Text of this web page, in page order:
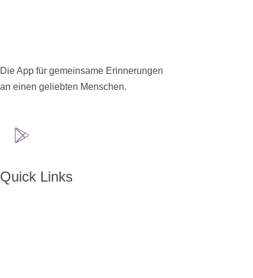
Die App für gemeinsame Erinnerungen
an einen geliebten Menschen.
Quick Links